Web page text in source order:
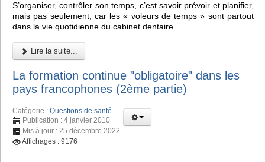
S’organiser, contrôler son temps, c’est savoir prévoir et planifier,
mais pas seulement, car les « voleurs de temps » sont partout
dans la vie quotidienne du cabinet dentaire.
Lire la suite...
La formation continue "obligatoire" dans les
pays francophones (2ème partie)
Catégorie : Questions de santé
Publication : 4 janvier 2010
Mis à jour : 25 décembre 2022
Affichages : 9176